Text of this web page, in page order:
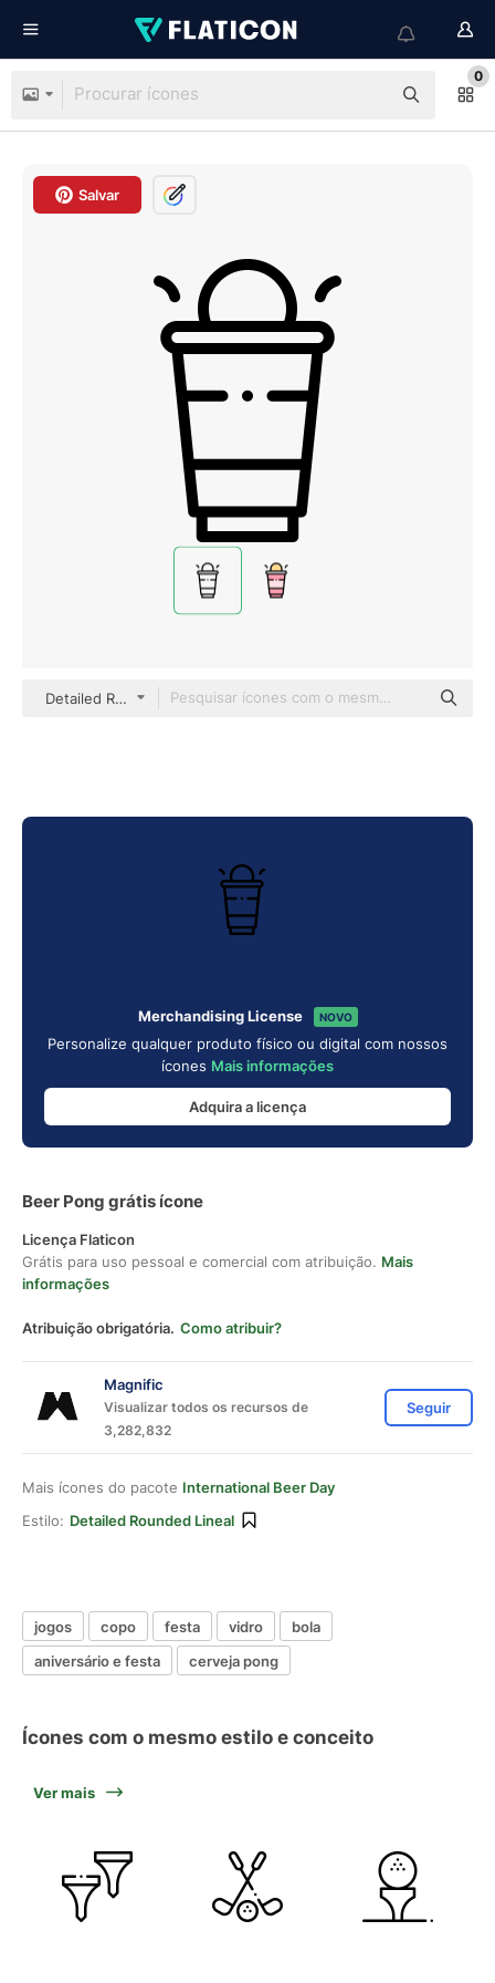
0
Salvar
Detailed Rounded Lineal
Merchandising License NOVO
Personalize qualquer produto físico ou digital com nossos
ícones Mais informações
Adquira a licença
Beer Pong grátis ícone
Licença Flaticon
Grátis para uso pessoal e comercial com atribuição. Mais
informações
Atribuição obrigatória. Como atribuir?
Magnific
Visualizar todos os recursos de
3,282,832
Seguir
Mais ícones do pacote International Beer Day
Estilo: Detailed Rounded Lineal
jogos copo festa vidro
bola
aniversário e festa
cerveja pong
Ícones com o mesmo estilo e conceito
Ver mais